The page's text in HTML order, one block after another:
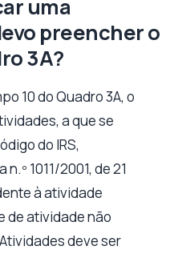
uma
preencher o
3A?
10 do Quadro 3A, o
a que se
do IRS,
1011/2001, de 21
à atividade
de atividade não
deve ser